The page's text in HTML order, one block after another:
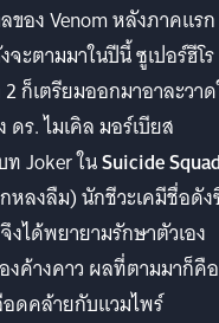
อง Venom หลังภาคแรก
ะตามมาในปีนี้ ซูเปอร์ฮีโร
ก็เตรียมออกมาอาละวา
ดร. ไมเคิล มอร์เบียส
Joker ในSuicide
หลงลืม) นักชีวะเคมีชื่อดัง
งได้พยายามรักษาตัวเอง
งค้างคาว ผลที่ตามมาก็คือ
อดคล้ายกับแวมไพร์